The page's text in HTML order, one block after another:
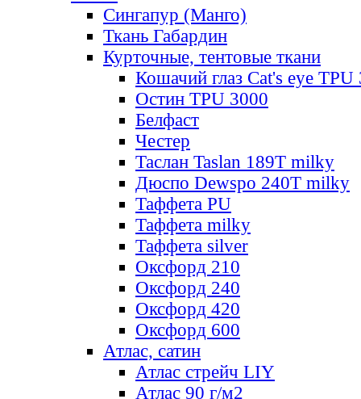
Сингапур (Манго)
Ткань Габардин
Курточные, тентовые ткани
Кошачий глаз Cat's eye TPU
Остин TPU 3000
Белфаст
Честер
Таслан Taslan 189T milky
Дюспо Dewspo 240T milky
Таффета PU
Таффета milky
Таффета silver
Оксфорд 210
Оксфорд 240
Оксфорд 420
Оксфорд 600
Атлас, сатин
Атлас стрейч LIY
Атлас 90 г/м2